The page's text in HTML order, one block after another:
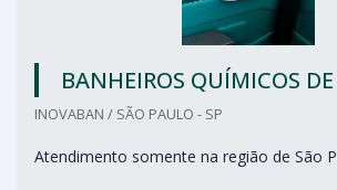
BANHEIROS QUÍMICOS
INOVABAN / SÃO PAULO - SP
Atendimento somente na região de São